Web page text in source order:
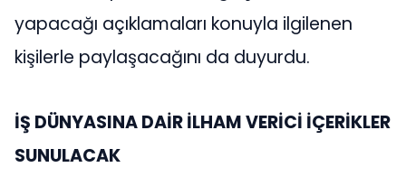
yapacağı açıklamaları konuyla ilgilenen
kişilerle paylaşacağını da duyurdu.
İŞ DÜNYASINA DAİR İLHAM VERİCİ İÇERİKLER
SUNULACAK